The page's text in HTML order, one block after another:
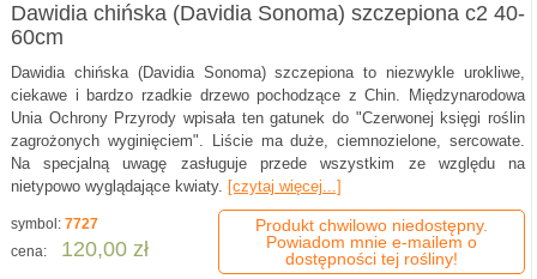
Dawidia chińska (Davidia Sonoma) szczepiona c2 40-
60cm
Dawidia chińska (Davidia Sonoma) szczepiona to niezwykle urokliwe,
ciekawe i bardzo rzadkie drzewo pochodzące z Chin. Międzynarodowa
Unia Ochrony Przyrody wpisała ten gatunek do "Czerwonej księgi roślin
zagrożonych wyginięciem". Liście ma duże, ciemnozielone, sercowate.
Na specjalną uwagę zasługuje przede wszystkim ze względu na
nietypowo wyglądające kwiaty. [czytaj więcej...]
symbol: 7727
cena:
120,00 zł
Produkt chwilowo niedostępny.
Powiadom mnie e-mailem o
dostępności tej rośliny!